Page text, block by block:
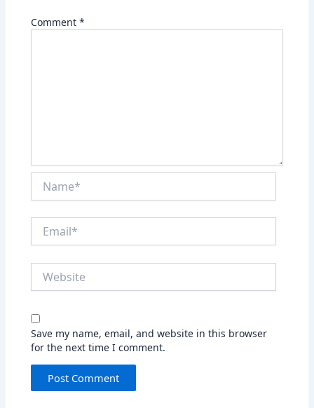
Comment*
Save my name, email, and website in this browser
for the next time I comment.